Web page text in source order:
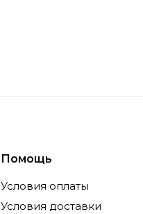
Помощь
Условия оплаты
Условия доставки